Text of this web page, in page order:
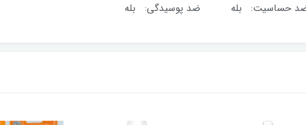
مریم ضد حساسیت: بله ضد پوسیدگی: بله